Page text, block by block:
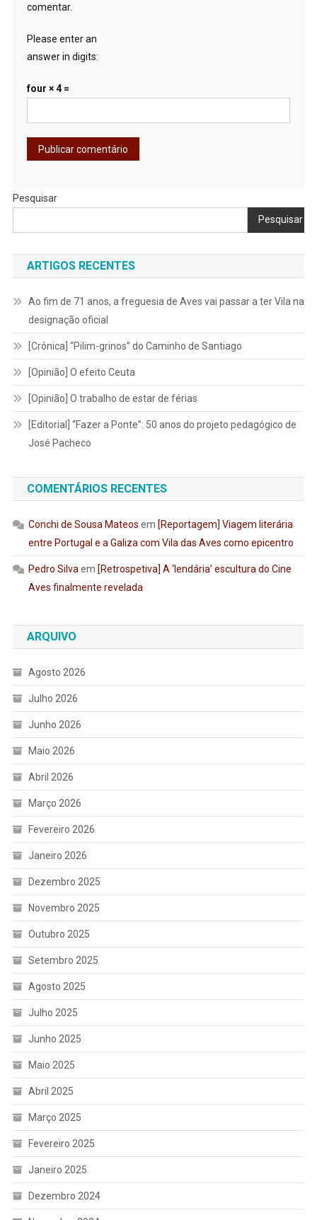
comentar.
Please enter an
answer in digits:
four × 4 =
Pesquisar
Pesquisar
ARTIGOS RECENTES
Ao fim de 71 anos, a freguesia de Aves vai passar a ter Vila na
designação oficial
[Crónica] “Pilim-grinos” do Caminho de Santiago
[Opinião] O efeito Ceuta
[Opinião] O trabalho de estar de férias
[Editorial] “Fazer a Ponte”: 50 anos do projeto pedagógico de
José Pacheco
COMENTÁRIOS RECENTES
Conchi de Sousa Mateos em [Reportagem] Viagem literária
entre Portugal e a Galiza com Vila das Aves como epicentro
Pedro Silva em [Retrospetiva] A ‘lendária’ escultura do Cine
Aves finalmente revelada
ARQUIVO
Agosto 2026
Julho 2026
Junho 2026
Maio 2026
Abril 2026
Março 2026
Fevereiro 2026
Janeiro 2026
Dezembro 2025
Novembro 2025
Outubro 2025
Setembro 2025
Agosto 2025
Julho 2025
Junho 2025
Maio 2025
Abril 2025
Março 2025
Fevereiro 2025
Janeiro 2025
Dezembro 2024